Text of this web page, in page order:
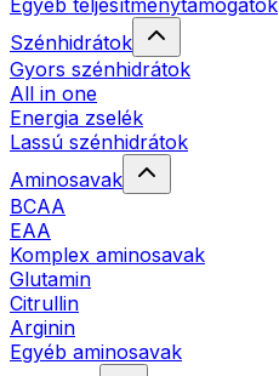
Egyéb teljesítménytámogatók
Szénhidrátok
Gyors szénhidrátok
All in one
Energia zselék
Lassú szénhidrátok
Aminosavak
BCAA
EAA
Komplex aminosavak
Glutamin
Citrullin
Arginin
Egyéb aminosavak